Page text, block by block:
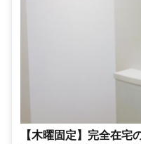
【木曜固定】完全在宅